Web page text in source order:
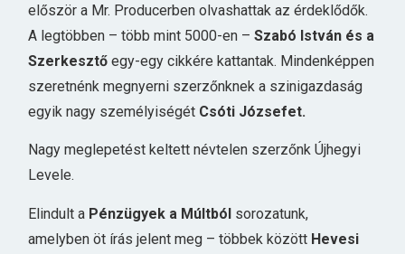
először a Mr. Producerben olvashattak az érdeklődők.
A legtöbben – több mint 5000-en –Szabó István és a
Szerkesztő egy-egy cikkére kattantak. Mindenképpen
szeretnénk megnyerni szerzőnknek a szinigazdaság
egyik nagy személyiségét Csóti Józsefet.
Nagy meglepetést keltett névtelen szerzőnk Újhegyi
Levele.
Elindult a Pénzügyek a Múltból sorozatunk,
amelyben öt írás jelent meg – többek között Hevesi